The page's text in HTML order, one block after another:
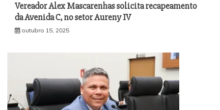
Vereador Alex Mascarenhas solicita recapeamento
da Avenida C, no setor Aureny IV
outubro 15, 2025